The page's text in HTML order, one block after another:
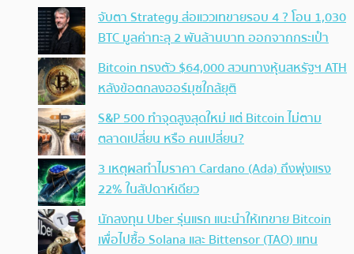
จับตา Strategy ส่อแววเทขายรอบ 4 ? โอน 1,030
BTC มูลค่าทะลุ 2 พันล้านบาท ออกจากกระเป๋า
Bitcoin ทรงตัว $64,000 สวนทางหุ้นสหรัฐฯ ATH
หลังข้อตกลงฮอร์มุซใกล้ยุติ
S&P 500 ทำจุดสูงสุดใหม่ แต่ Bitcoin ไม่ตาม
ตลาดเปลี่ยน หรือ คนเปลี่ยน?
3 เหตุผลทำไมราคา Cardano (Ada) ถึงพุ่งแรง
22% ในสัปดาห์เดียว
นักลงทุน Uber รุ่นแรก แนะนำให้เทขาย Bitcoin
เพื่อไปซื้อ Solana และ Bittensor (TAO) แทน